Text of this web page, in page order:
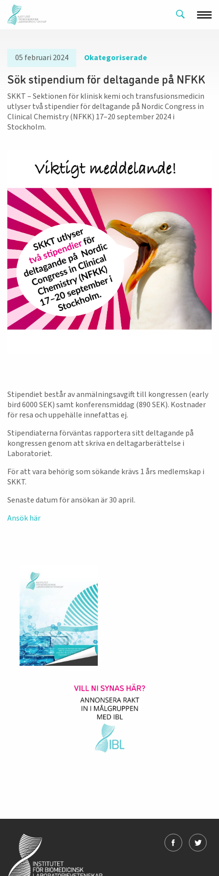
05 februari 2024 Okategoriserade
Sök stipendium för deltagande på NFKK
SKKT – Sektionen för klinisk kemi och transfusionsmedicin
utlyser två stipendier för deltagande på Nordic Congress in
Clinical Chemistry (NFKK) 17–20 september 2024 i
Stockholm.
Stipendiet består av anmälningsavgift till kongressen (early
bird 6000 SEK) samt konferensmiddag (890 SEK). Kostnader
för resa och uppehälle innefattas ej.
Stipendiaterna förväntas rapportera sitt deltagande på
kongressen genom att skriva en deltagarberättelse i
Laboratoriet.
För att vara behörig som sökande krävs 1 års medlemskap i
SKKT.
Senaste datum för ansökan är 30 april.
Ansök här